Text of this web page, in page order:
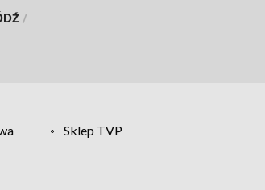
/
Sklep TVP